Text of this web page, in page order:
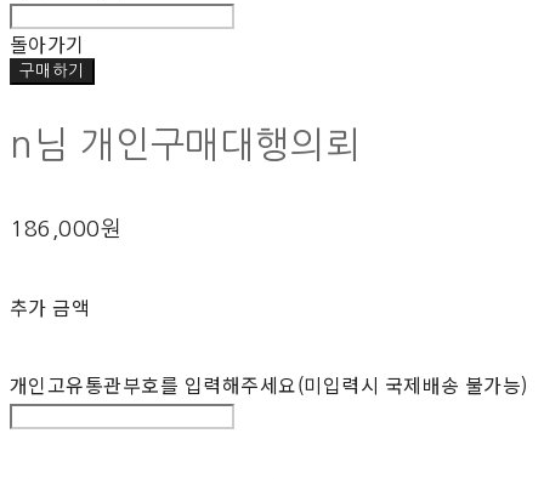
돌아가기
구매하기
n님 개인구매대행의뢰
186,000원
추가 금액
개인고유통관부호를 입력해주세요(미입력시 국제배송 불가능)